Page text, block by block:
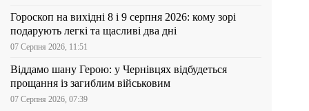
Гороскоп на вихідні 8 і 9 серпня 2026: кому зорі
подарують легкі та щасливі два дні
07 Серпня 2026, 11:51
Віддамо шану Герою: у Чернівцях відбудеться
прощання із загиблим військовим
07 Серпня 2026, 07:39